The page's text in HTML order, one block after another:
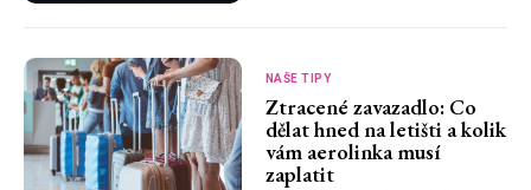
NAŠE TIPY
Ztracené zavazadlo: Co
dělat hned na letišti a kolik
vám aerolinka musí
zaplatit